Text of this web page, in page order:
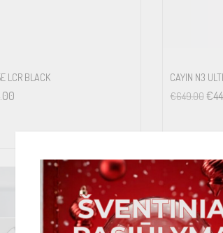
LCR BLACK
CAYIN N3
€649.00 €
IŠPARDUOTA -25%